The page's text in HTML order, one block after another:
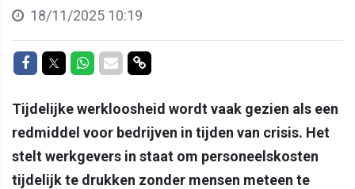
18/11/2025 10:19
Delen op Facebook
Delen op Twitter
Delen op Whatsapp
Delen via Mail
Delen via link
Tijdelijke werkloosheid wordt vaak gezien als een
redmiddel voor bedrijven in tijden van crisis. Het
stelt werkgevers in staat om personeelskosten
tijdelijk te drukken zonder mensen meteen te